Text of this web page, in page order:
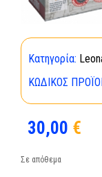
Κατηγορία:
ΚΩΔΙΚΌΣ
30,00 €
Σε απόθεμα